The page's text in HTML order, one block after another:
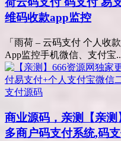
维码收款app监控
「雨荷 – 云码支付 个人收
App监控手机微信、支付宝
支付源码
商业源码，亲测
【亲
多商户码支付系统,码